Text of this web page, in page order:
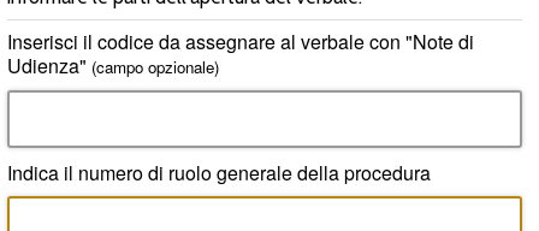
Inserisci il codice da assegnare al verbale con "Note di
Udienza" (campo opzionale)
Indica il numero di ruolo generale della procedura